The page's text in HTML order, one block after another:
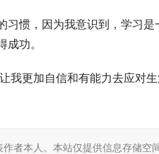
惯，因为我意识到，学习
功。
我更加自信和有能力去应对
者本人。本站仅提供信息存储空